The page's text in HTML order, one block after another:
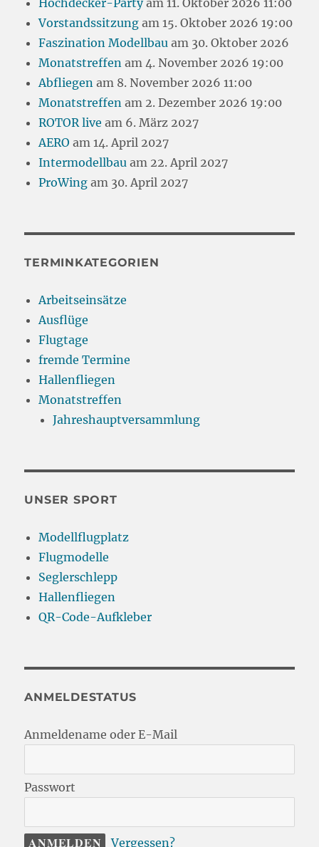
Vorstandssitzung am 15. Oktober 2026 19:00
Faszination Modellbau am 30. Oktober 2026
Monatstreffen am 4. November 2026 19:00
Abfliegen am 8. November 2026 11:00
Monatstreffen am 2. Dezember 2026 19:00
ROTOR live am 6. März 2027
AERO am 14. April 2027
Intermodellbau am 22. April 2027
ProWing am 30. April 2027
TERMINKATEGORIEN
Arbeitseinsätze
Ausflüge
Flugtage
fremde Termine
Hallenfliegen
Monatstreffen
Jahreshauptversammlung
UNSER SPORT
Modellflugplatz
Flugmodelle
Seglerschlepp
Hallenfliegen
QR-Code-Aufkleber
ANMELDESTATUS
Anmeldename oder E-Mail
Passwort
Vergessen?